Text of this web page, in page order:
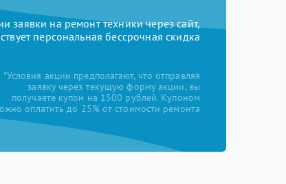
заявки на ремонт техники через сайт,
персональная бессрочная скидка
*Условия акции предполагают, что отправляя
заявку через текущую форму акции, вы
получаете купон на 1500 рублей. Купоном
оплатить до 25% от стоимости ремонта